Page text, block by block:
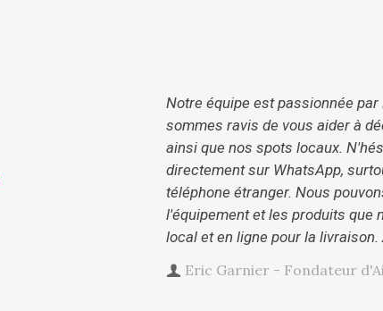
Notre équipe est passionnée
sommes ravis de vous aider à
ainsi que nos spots locaux.
directement sur WhatsApp,
téléphone étranger. Nous
l'équipement et les produits que
local et en ligne pour la
Eric Garnier - Fondateur